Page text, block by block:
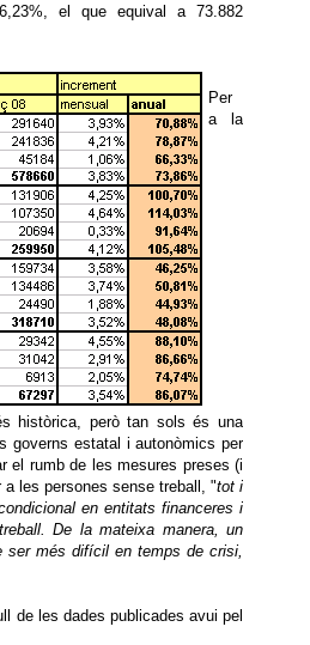
el que equival a 73.882
Per
a la
històrica, però tan sols és una
governs estatal i autonòmics per
el rumb de les mesures preses (i
a les persones sense treball, "tot i
en entitats financeres i
De la mateixa manera, un
ser més difícil en temps de crisi,
de les dades publicades avui pel